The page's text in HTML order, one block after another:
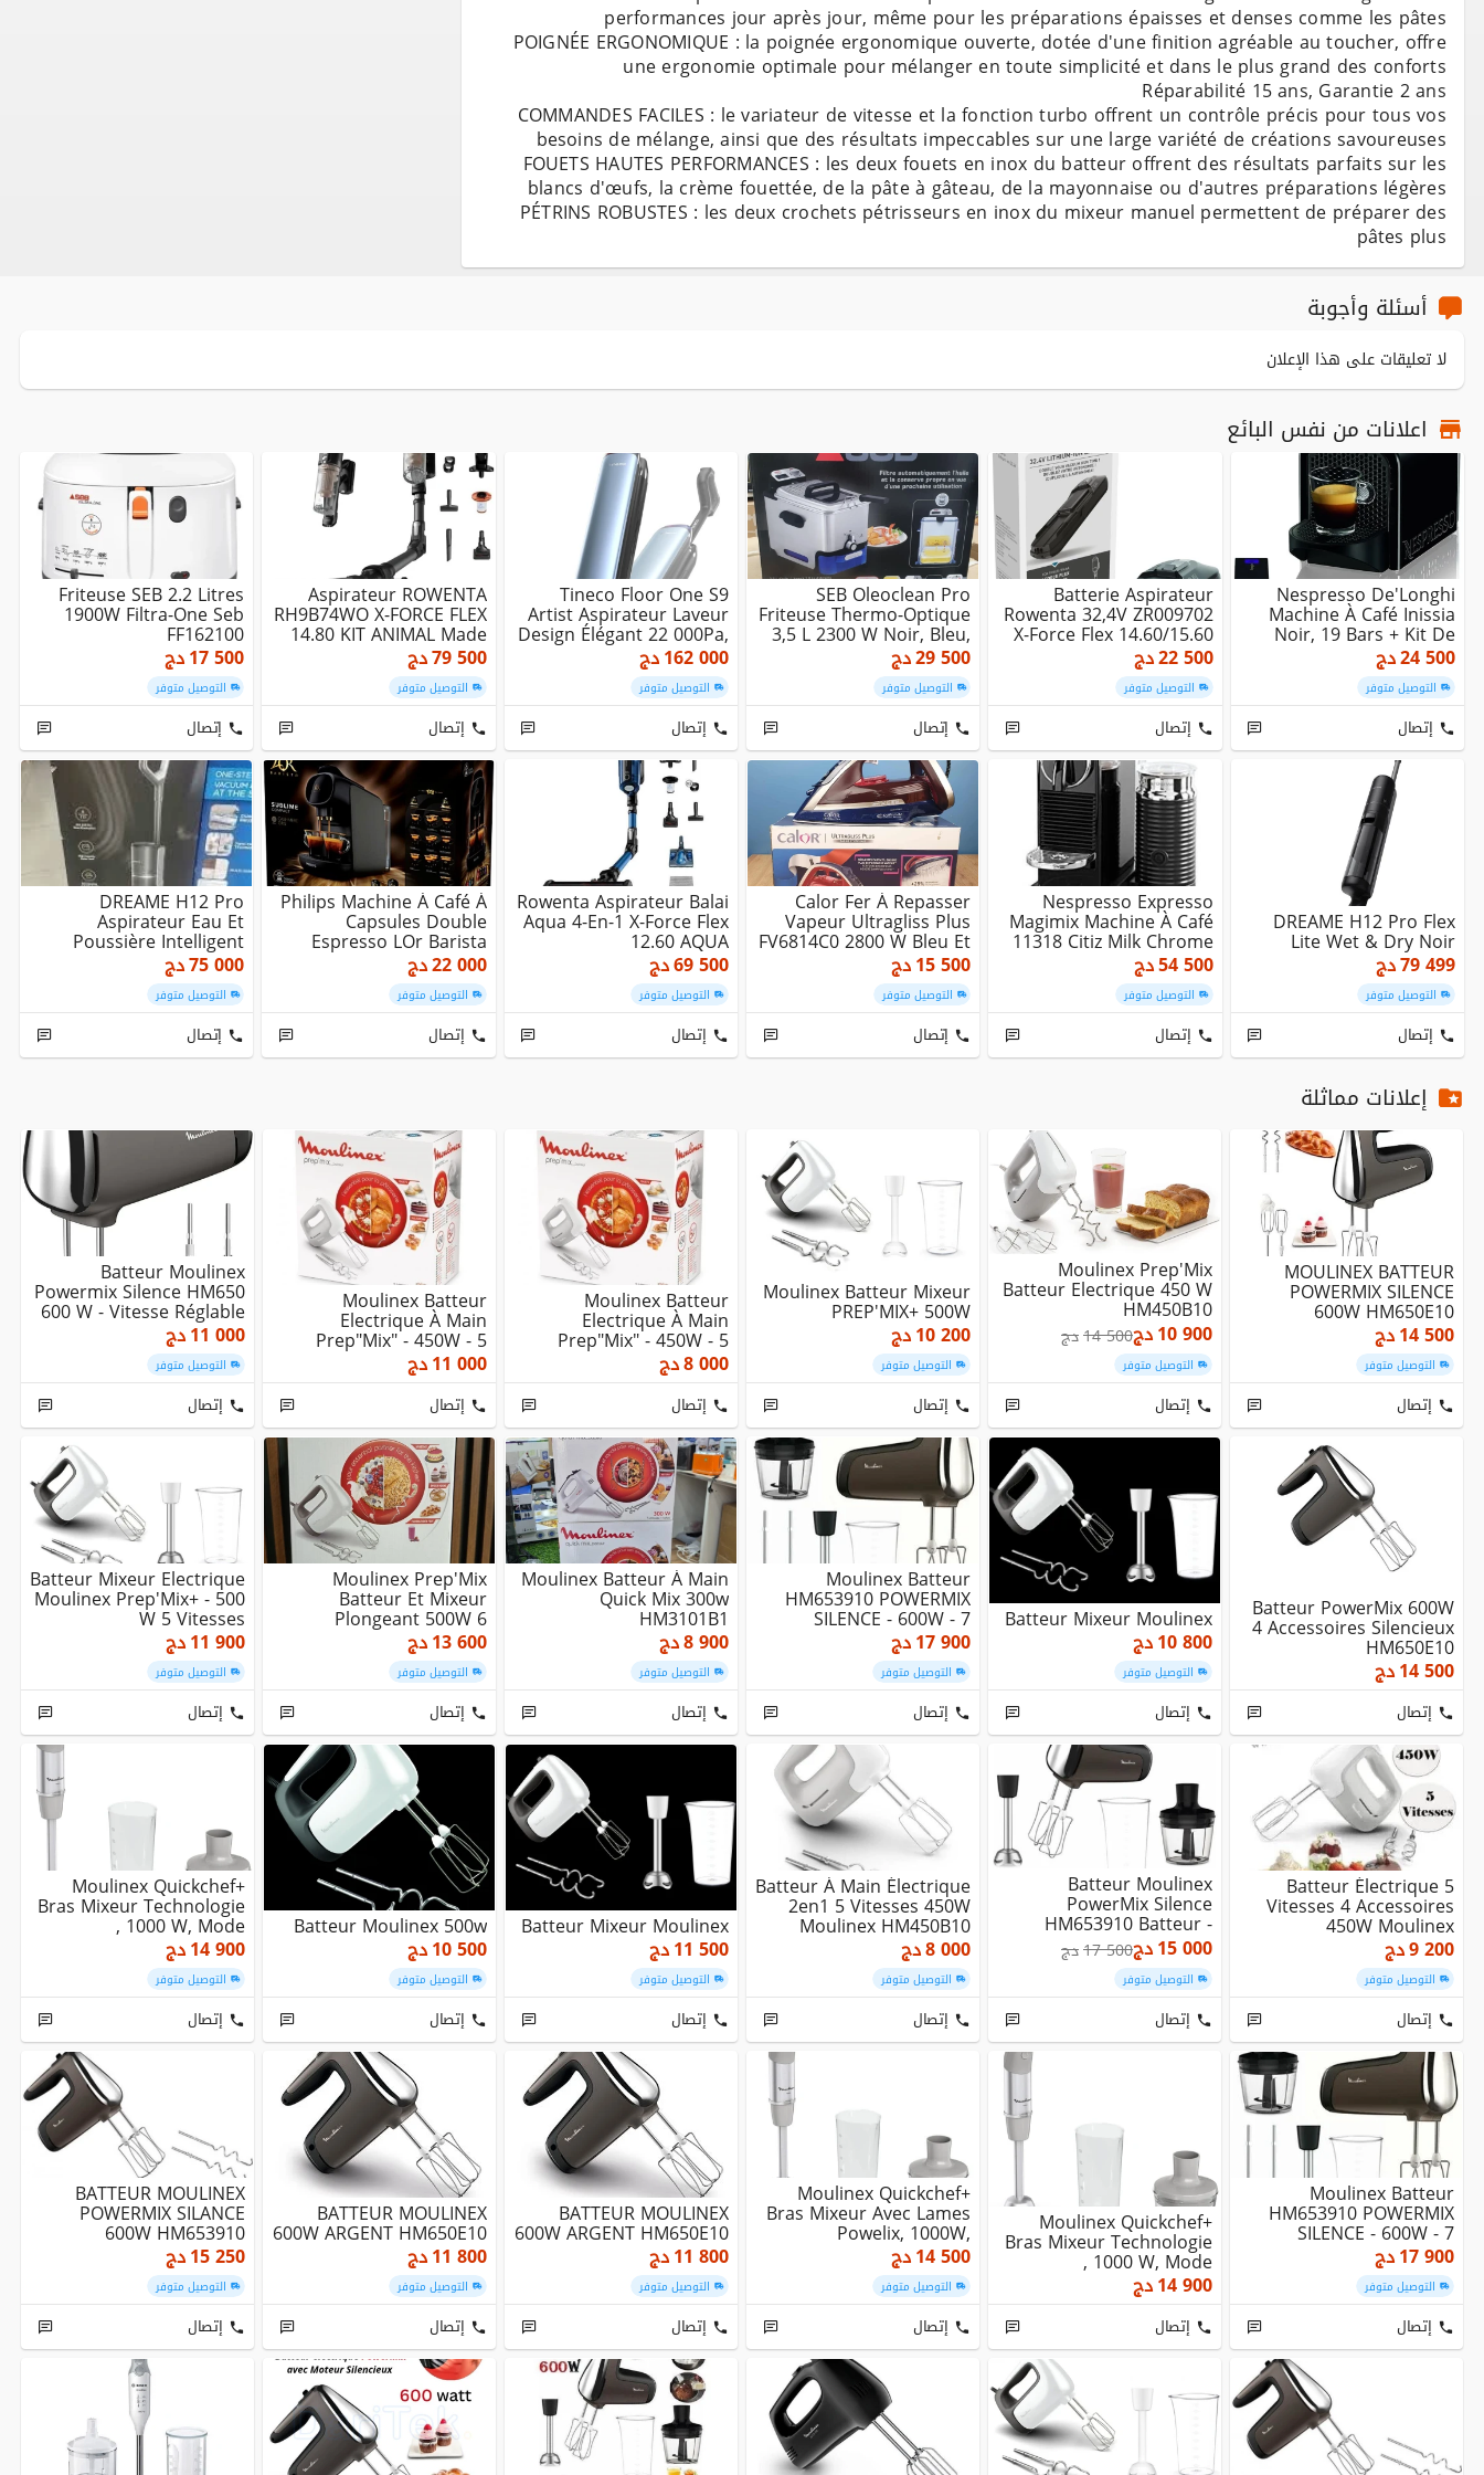
POIGNÉE ERGONOMIQUE : la poignée ergonomique ouverte, dotée d'une finition agréable au toucher, offre
COMMANDES FACILES : le variateur de vitesse et la fonction turbo offrent un contrôle précis pour tous vos
FOUETS HAUTES PERFORMANCES : les deux fouets en inox du batteur offrent des résultats parfaits sur les
PÉTRINS ROBUSTES : les deux crochets pétrisseurs en inox du mixeur manuel permettent de préparer des
pâtes plus
أسئلة وأجوبة
لا تعليقات على هذا الإعلان
اعلانات من نفس البائع
Nespresso De'Longhi
Machine À Café Inissia
Noir, 19 Bars + Kit De
Bienvenue, Des...
24 500دج
التوصيل متوفر
إتصال
Batterie Aspirateur
Rowenta 32,4V ZR009702
X-Force Flex 14.60/15.60
22 500دج
التوصيل متوفر
إتصال
SEB Oleoclean Pro
Friteuse Thermo-Optique
3,5 L 2300 W Noir, Bleu,
Acier Inoxyda...
29 500دج
التوصيل متوفر
إتصال
Tineco Floor One S9
Artist Aspirateur Laveur
Design Élégant 22 000Pa,
360 Smooth...
162 000دج
التوصيل متوفر
إتصال
Aspirateur ROWENTA
RH9B74WO X-FORCE FLEX
14.80 KIT ANIMAL Made
In France
79 500دج
التوصيل متوفر
إتصال
Friteuse SEB 2.2 Litres
1900W Filtra-One Seb
FF162100
17 500دج
التوصيل متوفر
إتصال
DREAME H12 Pro Flex
Lite Wet & Dry Noir
79 499دج
التوصيل متوفر
إتصال
Nespresso Expresso
Magimix Machine À Café
11318 Citiz Milk Chrome
54 500دج
التوصيل متوفر
إتصال
Calor Fer À Repasser
Vapeur Ultragliss Plus
FV6814C0 2800 W Bleu Et
Violet
15 500دج
التوصيل متوفر
إتصال
Rowenta Aspirateur Balai
Aqua 4-En-1 X-Force Flex
12.60 AQUA
69 500دج
التوصيل متوفر
إتصال
Philips Machine À Café À
Capsules Double
Espresso LOr Barista
LM9012
22 000دج
التوصيل متوفر
إتصال
DREAME H12 Pro
Aspirateur Eau Et
Poussière Intelligent
Sans Fil,Réservoir 900
ML...
75 000دج
التوصيل متوفر
إتصال
إعلانات مماثلة
MOULINEX BATTEUR
POWERMIX SILENCE
600W HM650E10
14 500دج
التوصيل متوفر
إتصال
Moulinex Prep'Mix
Batteur Electrique 450 W
HM450B10
10 900دج14 500دج
التوصيل متوفر
إتصال
Moulinex Batteur Mixeur
PREP'MIX+ 500W
10 200دج
التوصيل متوفر
إتصال
Moulinex Batteur
Electrique À Main
Prep"Mix" - 450W - 5
Vitesse-HM450b10
8 000دج
إتصال
Moulinex Batteur
Electrique À Main
Prep"Mix" - 450W - 5
Vitesse-HM450b10
11 000دج
إتصال
Batteur Moulinex
Powermix Silence HM650
600 W - Vitesse Réglable
Avec Fonction ...
11 000دج
التوصيل متوفر
إتصال
Batteur PowerMix 600W
4 Accessoires Silencieux
HM650E10
14 500دج
إتصال
Batteur Mixeur Moulinex
10 800دج
التوصيل متوفر
إتصال
Moulinex Batteur
HM653910 POWERMIX
SILENCE - 600W - 7
Accessoires
17 900دج
التوصيل متوفر
إتصال
Moulinex Batteur À Main
Quick Mix 300w
HM3101B1
8 900دج
التوصيل متوفر
إتصال
Moulinex Prep'Mix
Batteur Et Mixeur
Plongeant 500W 6
Accessoires HM462110
13 600دج
التوصيل متوفر
إتصال
Batteur Mixeur Electrique
Moulinex Prep'Mix+ - 500
W 5 Vitesses
11 900دج
التوصيل متوفر
إتصال
Batteur Électrique 5
Vitesses 4 Accessoires
450W Moulinex
9 200دج
التوصيل متوفر
إتصال
Batteur Moulinex
PowerMix Silence
HM653910 Batteur -
600W - 7 Accessoires -
Sile...
15 000دج17 500دج
التوصيل متوفر
إتصال
Batteur À Main Électrique
2en1 5 Vitesses 450W
Moulinex HM450B10
8 000دج
التوصيل متوفر
إتصال
Batteur Mixeur Moulinex
11 500دج
التوصيل متوفر
إتصال
Batteur Moulinex 500w
10 500دج
التوصيل متوفر
إتصال
Moulinex Quickchef+
Bras Mixeur Technologie
, 1000 W, Mode
Silencieux, 20 Vitess...
14 900دج
التوصيل متوفر
إتصال
Moulinex Batteur
HM653910 POWERMIX
SILENCE - 600W - 7
Accessoires
17 900دج
التوصيل متوفر
إتصال
Moulinex Quickchef+
Bras Mixeur Technologie
, 1000 W, Mode
Silencieux, 20 Vitess...
14 900دج
إتصال
Moulinex Quickchef+
Bras Mixeur Avec Lames
Powelix, 1000W,
Silencieux, 20 Vitess...
14 500دج
التوصيل متوفر
إتصال
BATTEUR MOULINEX
600W ARGENT HM650E10
11 800دج
التوصيل متوفر
إتصال
BATTEUR MOULINEX
600W ARGENT HM650E10
11 800دج
التوصيل متوفر
إتصال
BATTEUR MOULINEX
POWERMIX SILANCE
600W HM653910
15 250دج
التوصيل متوفر
إتصال